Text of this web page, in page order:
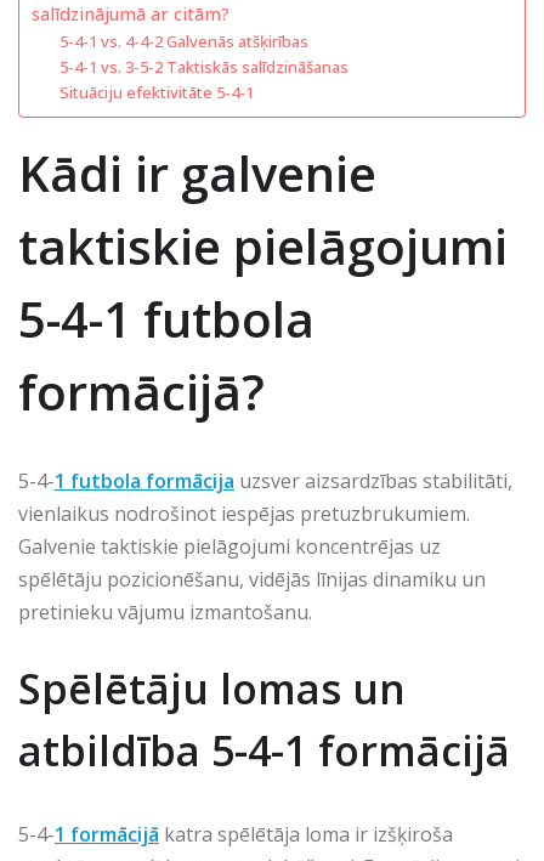
salīdzinājumā ar citām?
5-4-1 vs. 4-4-2 Galvenās atšķirības
5-4-1 vs. 3-5-2 Taktiskās salīdzināšanas
Situāciju efektivitāte 5-4-1
Kādi ir galvenie
taktiskie pielāgojumi
5-4-1 futbola
formācijā?
5-4-1 futbola formācija uzsver aizsardzības stabilitāti,
vienlaikus nodrošinot iespējas pretuzbrukumiem.
Galvenie taktiskie pielāgojumi koncentrējas uz
spēlētāju pozicionēšanu, vidējās līnijas dinamiku un
pretinieku vājumu izmantošanu.
Spēlētāju lomas un
atbildība 5-4-1 formācijā
5-4-1 formācijā katra spēlētāja loma ir izšķiroša